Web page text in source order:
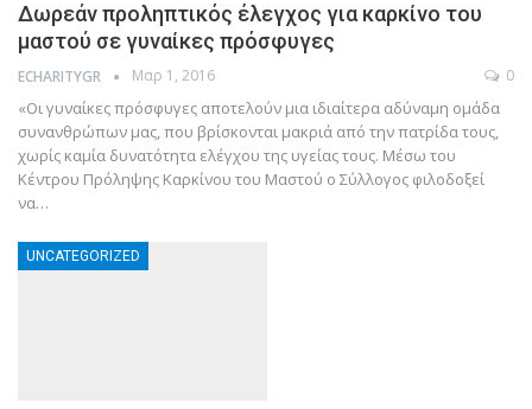
Δωρεάν προληπτικός έλεγχος για καρκίνο του
μαστού σε γυναίκες πρόσφυγες
ECHARITYGR Μαρ 1, 2016 0
«Οι γυναίκες πρόσφυγες αποτελούν μια ιδιαίτερα αδύναμη ομάδα
συνανθρώπων μας, που βρίσκονται μακριά από την πατρίδα τους,
χωρίς καμία δυνατότητα ελέγχου της υγείας τους. Μέσω του
Κέντρου Πρόληψης Καρκίνου του Μαστού ο Σύλλογος φιλοδοξεί
να…
UNCATEGORIZED